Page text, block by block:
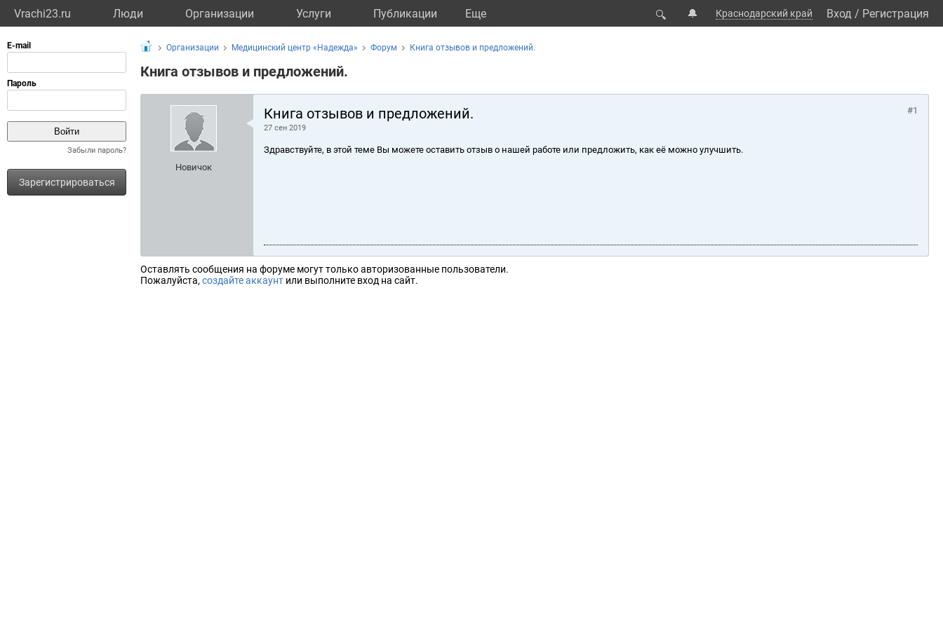
Vrachi23.ru Люди Организации Услуги Публикации Eще 🔍 🔔 Краснодарский край Вход / Регистрация
Забыли пароль?
Зарегистрироваться
Организации Медицинский центр «Надежда» Форум Книга отзывов и предложений.
Книга отзывов и предложений.
Новичок
Книга отзывов и предложений.
27 сен 2019
#1
Здравствуйте, в этой теме Вы можете оставить отзыв о нашей работе или предложить, как её можно улучшить.
Оставлять сообщения на форуме могут только авторизованные пользователи.
Пожалуйста, создайте аккаунт или выполните вход на сайт.